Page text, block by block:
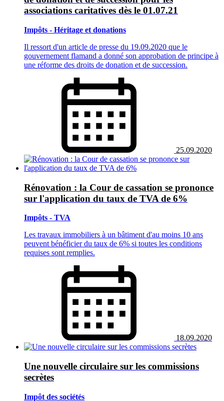
associations caritatives dès le 01.07.21
Impôts - Héritage et donations
Il ressort d'un article de presse du 19.09.2020 que le
gouvernement flamand a donné son approbation de principe à
une réforme des droits de donation et de succession.
25.09.2020
Rénovation : la Cour de cassation se prononce
sur l'application du taux de TVA de 6%
Impôts - TVA
Les travaux immobiliers à un bâtiment d'au moins 10 ans
peuvent bénéficier du taux de 6% si toutes les conditions
requises sont remplies.
18.09.2020
Une nouvelle circulaire sur les commissions
secrètes
Impôt des sociétés